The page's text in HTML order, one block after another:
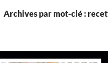
Archives par mot-clé :